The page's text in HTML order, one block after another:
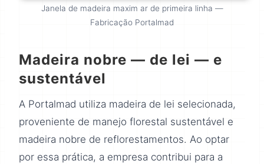
Janela de madeira maxim ar de primeira linha —
Fabricação Portalmad
Madeira nobre — de lei — e
sustentável
A Portalmad utiliza madeira de lei selecionada,
proveniente de manejo florestal sustentável e
madeira nobre de reflorestamentos. Ao optar
por essa prática, a empresa contribui para a